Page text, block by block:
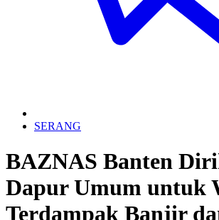
SERANG
BAZNAS Banten
Dapur Umum untuk
Terdampak Banjir